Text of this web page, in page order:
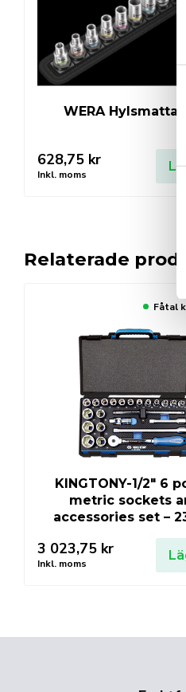
WERA Hylsmatta
628,75 kr
Inkl. moms
Relaterade
Fåtal
KINGTONY-1/2″ 6
metric sockets
accessories set –
3 023,75 kr
Inkl. moms